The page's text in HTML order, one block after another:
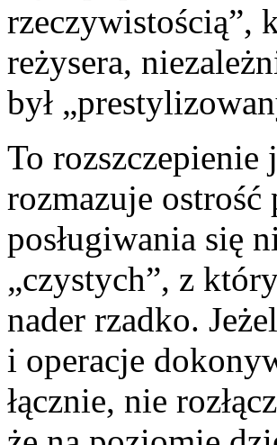
rzeczywistością”,
reżysera,
był
To rozszczepienie
rozmazuje
posługiwania się
„czystych”, z
nader rzadko.
i operacje
łącznie, nie